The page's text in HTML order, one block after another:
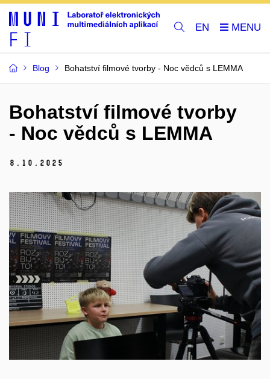
EN
Blog Bohatství filmové tvorby - Noc vědců s LEMMA
Bohatství filmové tvorby
- Noc vědců s LEMMA
8. 10. 2025